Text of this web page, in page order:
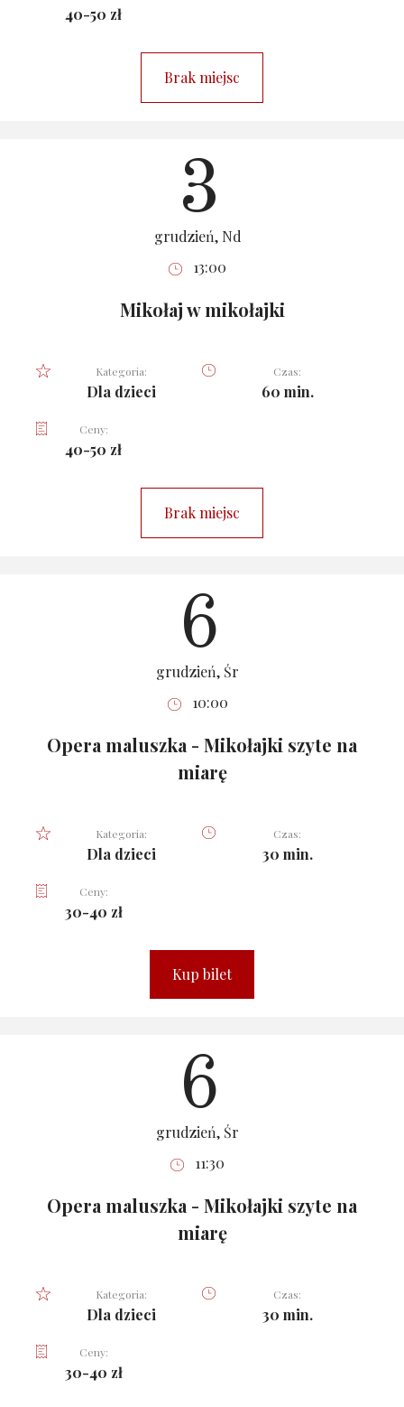
40-50 zł
Brak miejsc
3
grudzień, Nd
13:00
Mikołaj w mikołajki
Kategoria:
Dla dzieci
Czas:
60 min.
Ceny:
40-50 zł
Brak miejsc
6
grudzień, Śr
10:00
Opera maluszka - Mikołajki szyte na
miarę
Kategoria:
Dla dzieci
Czas:
30 min.
Ceny:
30-40 zł
Kup bilet
6
grudzień, Śr
11:30
Opera maluszka - Mikołajki szyte na
miarę
Kategoria:
Dla dzieci
Czas:
30 min.
Ceny:
30-40 zł